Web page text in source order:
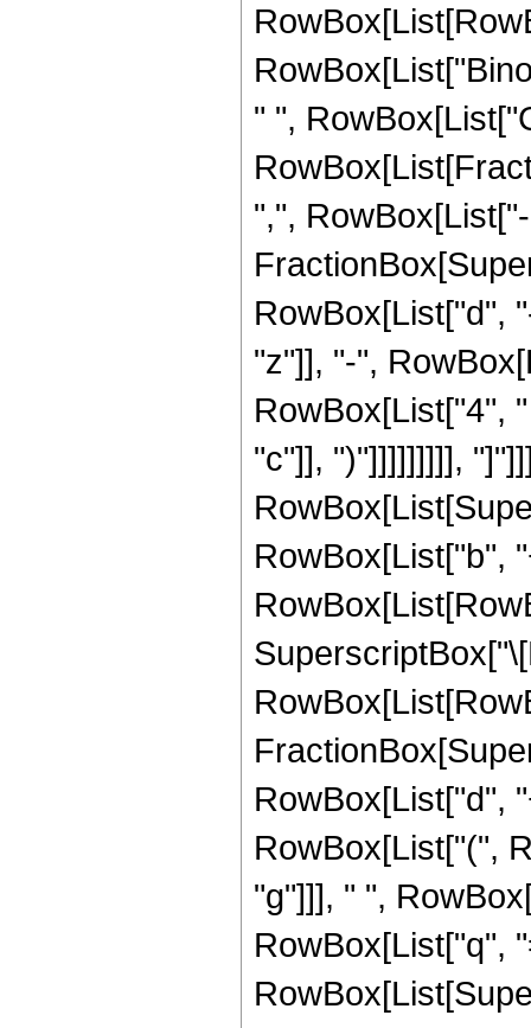
" ",
",",
RowBox[List["d",
"z"]], "-",
RowBox[List["4",
"c"]], ")"]]]]]]]]],
RowBox[List["b",
RowBox[List["d",
RowBox[List["(",
"g"]]], " ",
RowBox[List["q",